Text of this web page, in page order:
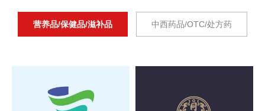
营养品/保健品/滋补品 中西药品/OTC/处方药